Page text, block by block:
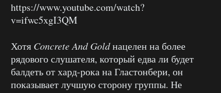
https://www.youtube.com/watch?
v=ifwc5xgI3QM
Хотя Concrete And Goldнацелен на более
рядового слушателя, который едва ли будет
балдеть от хард-рока на Гластонбери, он
показывает лучшую сторону группы. Не